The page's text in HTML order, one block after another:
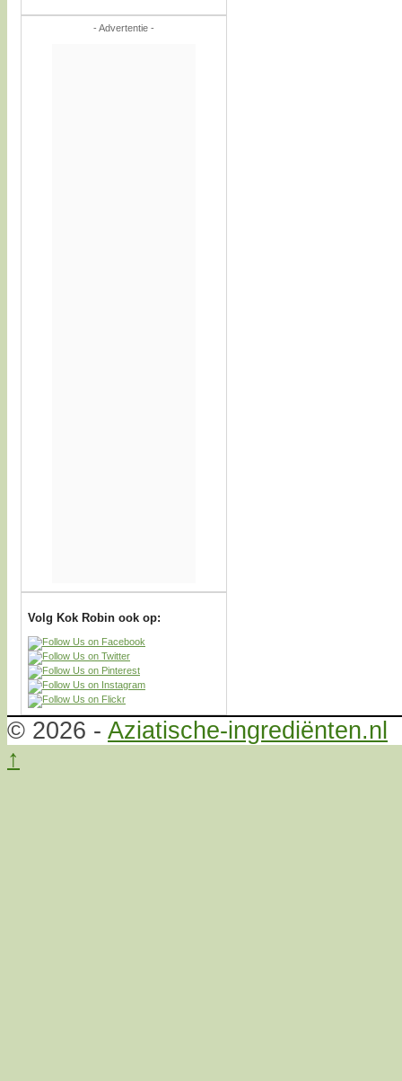
- Advertentie -
Volg Kok Robin ook op:
© 2026 - Aziatische-ingrediënten.nl
↑